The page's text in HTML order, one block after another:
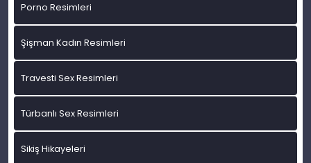
Porno Resimleri
Şişman Kadın Resimleri
Travesti Sex Resimleri
Türbanlı Sex Resimleri
Sikiş Hikayeleri